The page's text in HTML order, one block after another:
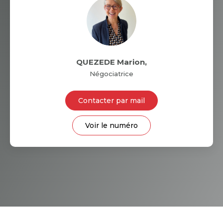
QUEZEDE Marion,
Négociatrice
Contacter par mail
Voir le numéro